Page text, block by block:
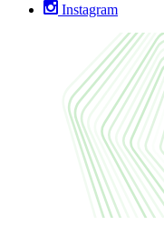
Instagram